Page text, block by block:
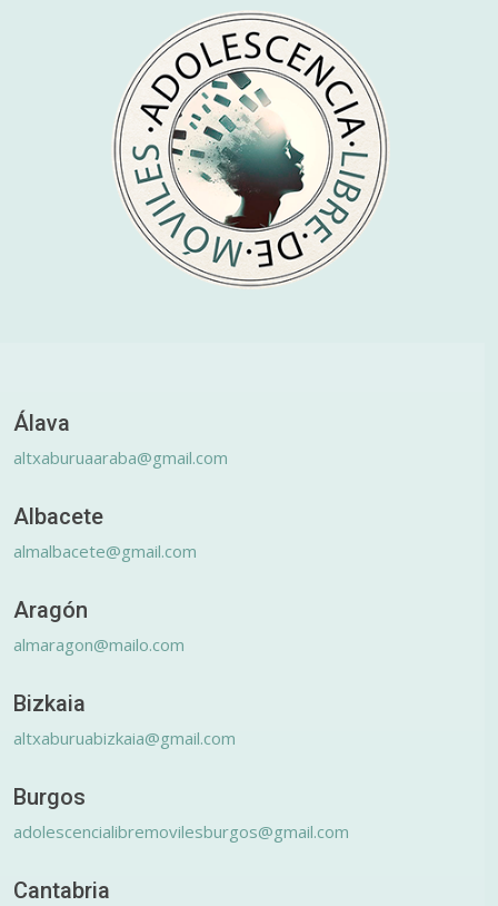
Álava
altxaburuaaraba@gmail.com
Albacete
almalbacete@gmail.com
Aragón
almaragon@mailo.com
Bizkaia
altxaburuabizkaia@gmail.com
Burgos
adolescencialibremovilesburgos@gmail.com
Cantabria